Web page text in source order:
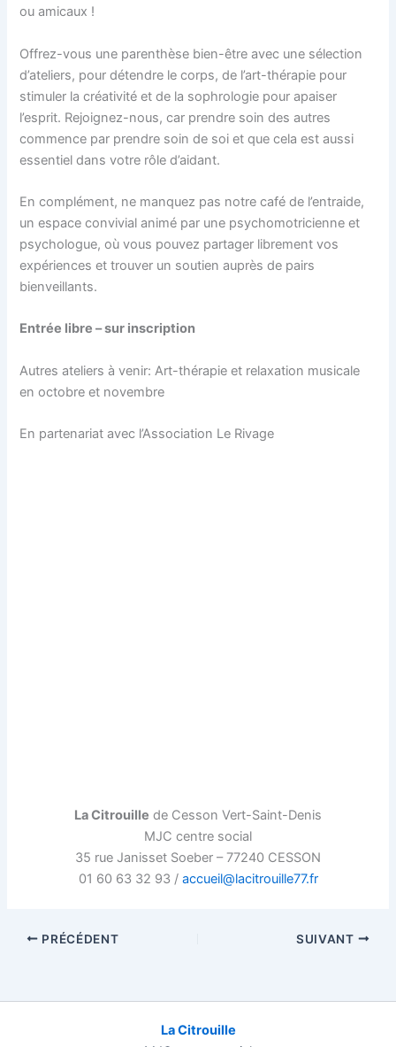
ou amicaux !
Offrez-vous une parenthèse bien-être avec une sélection
d’ateliers, pour détendre le corps, de l’art-thérapie pour
stimuler la créativité et de la sophrologie pour apaiser
l’esprit. Rejoignez-nous, car prendre soin des autres
commence par prendre soin de soi et que cela est aussi
essentiel dans votre rôle d’aidant.
En complément, ne manquez pas notre café de l’entraide,
un espace convivial animé par une psychomotricienne et
psychologue, où vous pouvez partager librement vos
expériences et trouver un soutien auprès de pairs
bienveillants.
Entrée libre – sur inscription
Autres ateliers à venir: Art-thérapie et relaxation musicale
en octobre et novembre
En partenariat avec l’Association Le Rivage
La Citrouille de Cesson Vert-Saint-Denis
MJC centre social
35 rue Janisset Soeber – 77240 CESSON
01 60 63 32 93 / accueil@lacitrouille77.fr
PRÉCÉDENT SUIVANT
La Citrouille